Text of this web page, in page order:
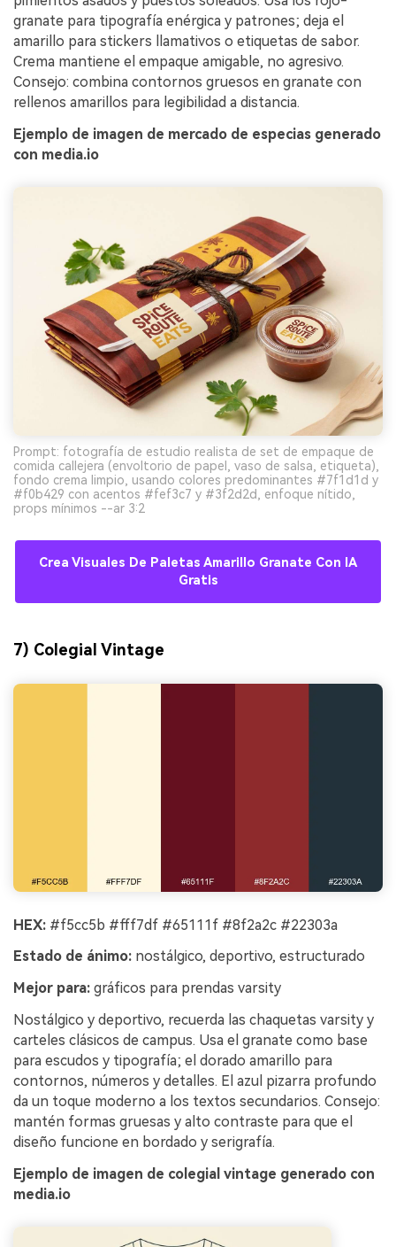
granate para tipografía enérgica y patrones; deja el
amarillo para stickers llamativos o etiquetas de sabor.
Crema mantiene el empaque amigable, no agresivo.
Consejo: combina contornos gruesos en granate con
rellenos amarillos para legibilidad a distancia.
Ejemplo de imagen de mercado de especias generado
con media.io
Prompt: fotografía de estudio realista de set de empaque de
comida callejera (envoltorio de papel, vaso de salsa, etiqueta),
fondo crema limpio, usando colores predominantes #7f1d1d y
#f0b429 con acentos #fef3c7 y #3f2d2d, enfoque nítido,
props mínimos --ar 3:2
Crea Visuales De Paletas Amarillo Granate Con IA
Gratis
7) Colegial Vintage
HEX: #f5cc5b #fff7df #65111f #8f2a2c #22303a
Estado de ánimo: nostálgico, deportivo, estructurado
Mejor para: gráficos para prendas varsity
Nostálgico y deportivo, recuerda las chaquetas varsity y
carteles clásicos de campus. Usa el granate como base
para escudos y tipografía; el dorado amarillo para
contornos, números y detalles. El azul pizarra profundo
da un toque moderno a los textos secundarios. Consejo:
mantén formas gruesas y alto contraste para que el
diseño funcione en bordado y serigrafía.
Ejemplo de imagen de colegial vintage generado con
media.io